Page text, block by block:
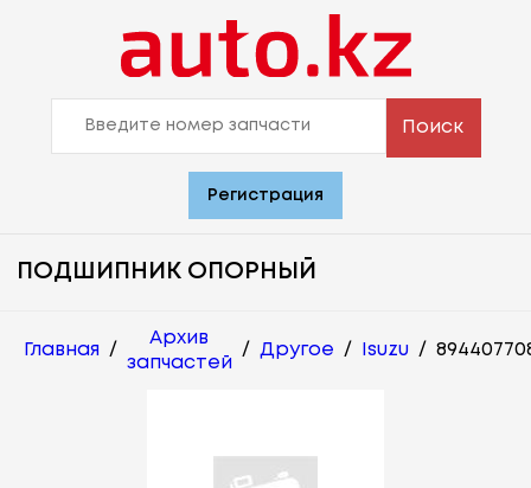
Поиск
Регистрация
ПОДШИПНИК ОПОРНЫЙ
Главная /
Архив
запчастей
/ Другое / Isuzu /